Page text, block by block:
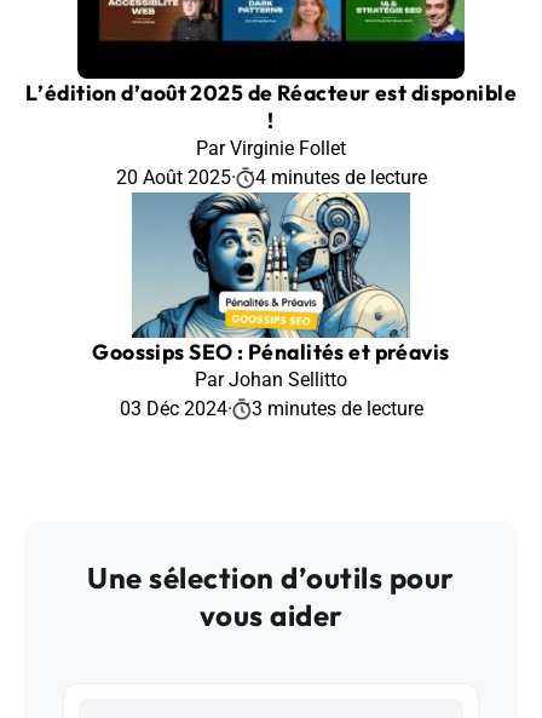
L’édition d’août 2025 de Réacteur est disponible
!
Par Virginie Follet
20 Août 2025· 4 minutes de lecture
Goossips SEO : Pénalités et préavis
Par Johan Sellitto
03 Déc 2024· 3 minutes de lecture
Une sélection d’outils pour
vous aider